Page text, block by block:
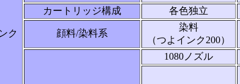
ク
カートリッジ構成 各色独立
顔料/染料系
染料
（つよインク200）
1080ノズル